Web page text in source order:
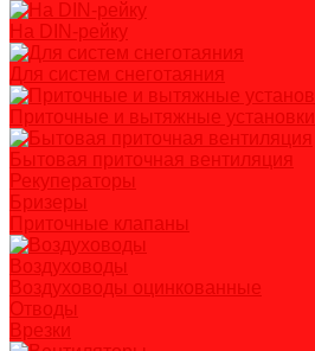
На DIN-рейку
Для систем снеготаяния
Приточные и вытяжные установки
Бытовая приточная вентиляция
Рекуператоры
Бризеры
Приточные клапаны
Воздуховоды
Воздуховоды оцинкованные
Отводы
Врезки